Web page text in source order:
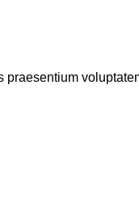
praesentium